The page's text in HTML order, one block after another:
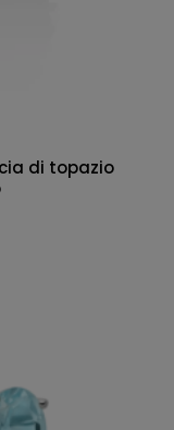
di topazio